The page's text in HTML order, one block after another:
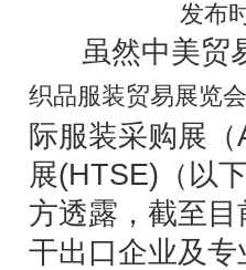
发布
虽然中美贸易
织品服装贸易展览
际服装采购展
展(HTSE)（以
方透露，截至
干出口企业及